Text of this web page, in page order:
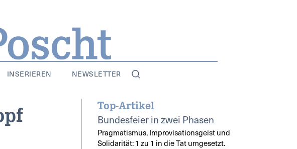
INSERIEREN NEWSLETTER
Top-Artikel
Bundesfeier in zwei Phasen
Pragmatismus, Improvisationsgeist und
Solidarität: 1 zu 1 in die Tat umgesetzt.